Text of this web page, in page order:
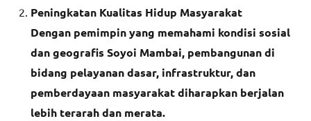
Peningkatan Kualitas Hidup Masyarakat
Dengan pemimpin yang memahami kondisi sosial
dan geografis Soyoi Mambai, pembangunan di
bidang pelayanan dasar, infrastruktur, dan
pemberdayaan masyarakat diharapkan berjalan
lebih terarah dan merata.